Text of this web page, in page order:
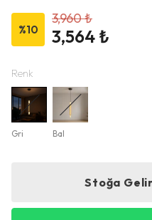
%10
3,960 ₺
3,564 ₺
Renk
Gri Bal
Stoğa